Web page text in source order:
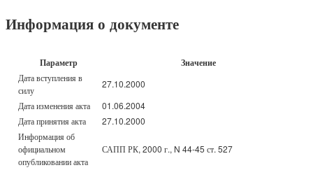
Информация о документе
Параметр Значение
Дата вступления в
силу
27.10.2000
Дата изменения акта
01.06.2004
Дата принятия акта
27.10.2000
Информация об
официальном
опубликовании акта
САПП РК, 2000 г., N 44-45 ст. 527